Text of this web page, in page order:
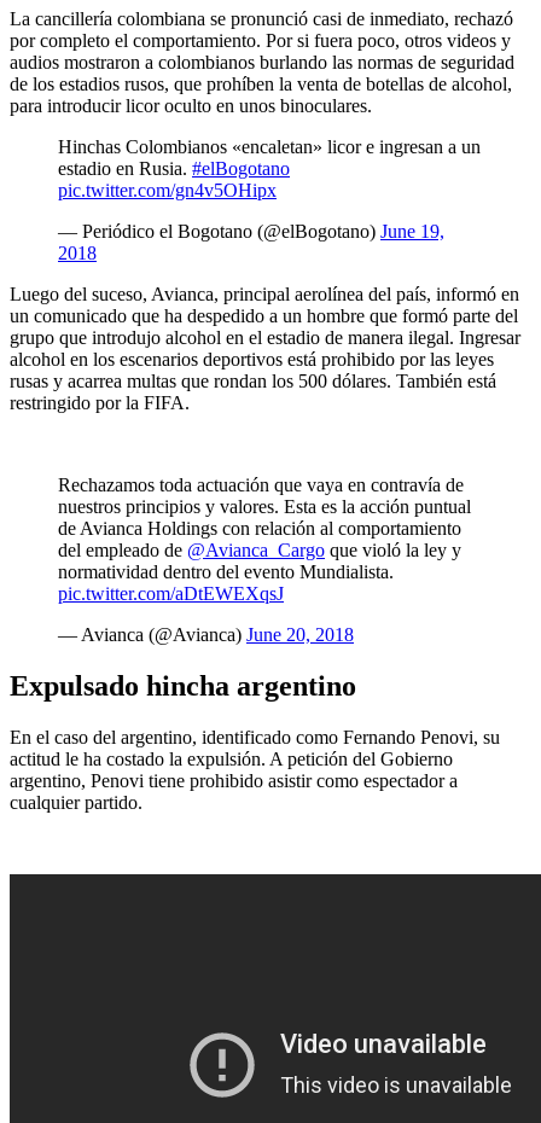
La cancillería colombiana se pronunció casi de inmediato, rechazó
por completo el comportamiento. Por si fuera poco, otros videos y
audios mostraron a colombianos burlando las normas de seguridad
de los estadios rusos, que prohíben la venta de botellas de alcohol,
para introducir licor oculto en unos binoculares.
Hinchas Colombianos «encaletan» licor e ingresan a un
estadio en Rusia. #elBogotano
pic.twitter.com/gn4v5OHipx
— Periódico el Bogotano (@elBogotano) June 19,
2018
Luego del suceso, Avianca, principal aerolínea del país, informó en
un comunicado que ha despedido a un hombre que formó parte del
grupo que introdujo alcohol en el estadio de manera ilegal. Ingresar
alcohol en los escenarios deportivos está prohibido por las leyes
rusas y acarrea multas que rondan los 500 dólares. También está
restringido por la FIFA.
Rechazamos toda actuación que vaya en contravía de
nuestros principios y valores. Esta es la acción puntual
de Avianca Holdings con relación al comportamiento
del empleado de @Avianca_Cargo que violó la ley y
normatividad dentro del evento Mundialista.
pic.twitter.com/aDtEWEXqsJ
— Avianca (@Avianca) June 20, 2018
Expulsado hincha argentino
En el caso del argentino, identificado como Fernando Penovi, su
actitud le ha costado la expulsión. A petición del Gobierno
argentino, Penovi tiene prohibido asistir como espectador a
cualquier partido.